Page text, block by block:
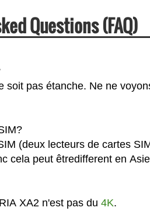
Questions (FAQ)
soit pas étanche. Ne ne
(deux lecteurs de cartes
cela peut êtredifferent en
XA2 n'est pas du 4K.